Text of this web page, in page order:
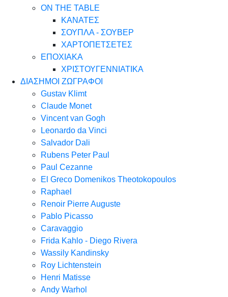
ON THE TABLE
ΚΑΝΑΤΕΣ
ΣΟΥΠΛΑ - ΣΟΥΒΕΡ
ΧΑΡΤΟΠΕΤΣΕΤΕΣ
ΕΠΟΧΙΑΚΑ
ΧΡΙΣΤΟΥΓΕΝΝΙΑΤΙΚΑ
ΔΙΑΣΗΜΟΙ ΖΩΓΡΑΦΟΙ
Gustav Klimt
Claude Monet
Vincent van Gogh
Leonardo da Vinci
Salvador Dali
Rubens Peter Paul
Paul Cezanne
El Greco Domenikos Theotokopoulos
Raphael
Renoir Pierre Auguste
Pablo Picasso
Caravaggio
Frida Kahlo - Diego Rivera
Wassily Kandinsky
Roy Lichtenstein
Henri Matisse
Andy Warhol